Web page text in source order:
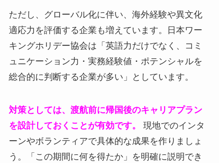
ただし、グローバル化に伴い、海外経験や異文化
適応力を評価する企業も増えています。日本ワー
キングホリデー協会は「英語力だけでなく、コミ
ュニケーション力・実務経験値・ポテンシャルを
総合的に判断する企業が多い」としています。
対策としては、渡航前に帰国後のキャリアプラン
を設計しておくことが有効です。
現地でのインタ
ーンやボランティアで具体的な成果を作りましょ
う。「この期間に何を得たか」を明確に説明でき